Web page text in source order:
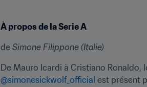
À propos de la Serie A
de Simone Filippone (Italie)
@simonesickwolf_official est présent